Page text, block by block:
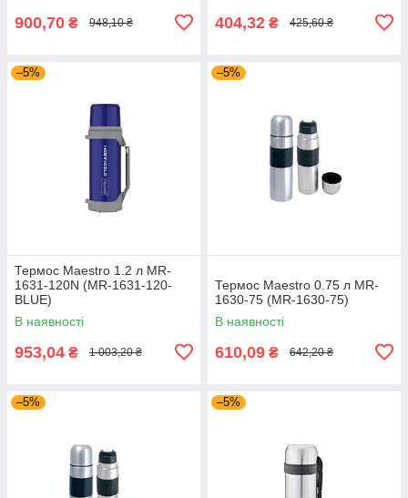
900,70 ₴ 948,10 ₴ 404,32 ₴ 425,60 ₴
–5%
Термос Maestro 1.2 л MR-
1631-120N (MR-1631-120-
BLUE)
В наявності
953,04 ₴ 1 003,20 ₴
–5%
Термос Maestro 0.75 л MR-
1630-75 (MR-1630-75)
В наявності
610,09 ₴ 642,20 ₴
–5% –5%